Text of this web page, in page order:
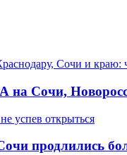
на Сочи,
продлились